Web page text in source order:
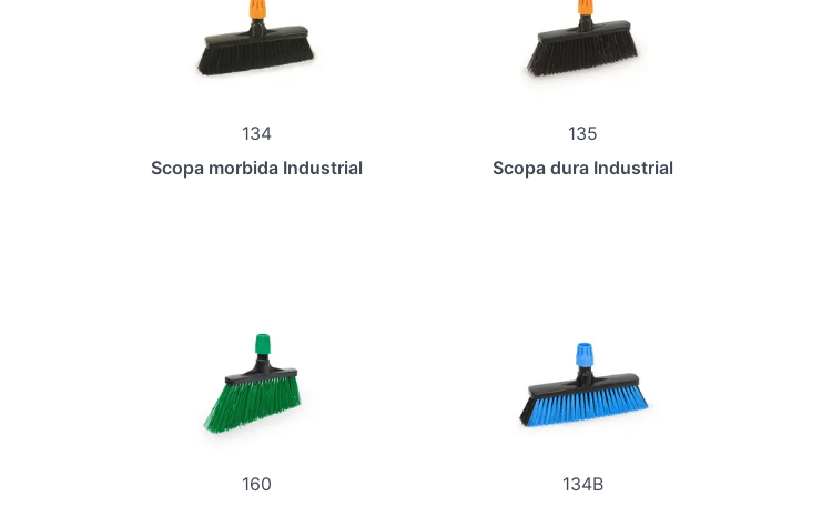
134
Scopa morbida Industrial
135
Scopa dura Industrial
160
134B